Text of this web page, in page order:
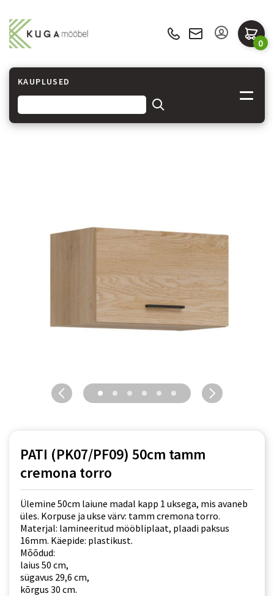
0
KAUPLUSED
PATI (PK07/PF09) 50cm tamm
cremona torro
Ülemine 50cm laiune madal kapp 1 uksega, mis avaneb
üles. Korpuse ja ukse värv: tamm cremona torro.
Materjal: lamineeritud mööbliplaat, plaadi paksus
16mm. Käepide: plastikust.
Mõõdud:
laius 50 cm,
sügavus 29,6 cm,
kõrgus 30 cm.